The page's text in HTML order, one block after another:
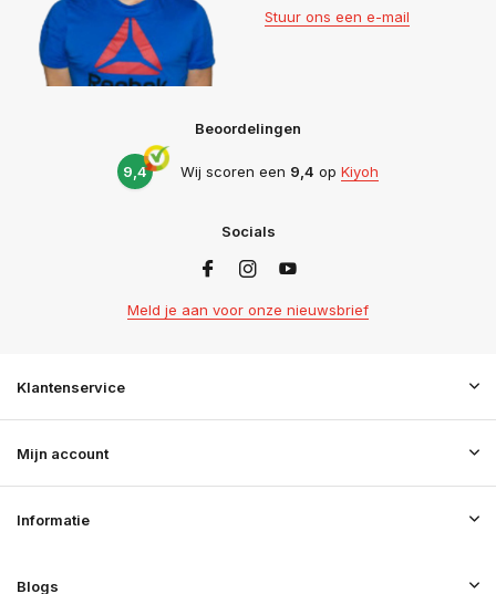
Stuur ons een e-mail
Beoordelingen
9,4 Wij scoren een 9,4 op Kiyoh
Socials
Meld je aan voor onze nieuwsbrief
Klantenservice
Mijn account
Informatie
Blogs